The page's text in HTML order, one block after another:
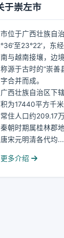
于崇左市
位于广西壮族自
至23°22′，东
与越南接壤，边
源于古时的“崇善
合并而成。
西壮族自治区下
为17440平方千
住人口约209.17
朝时期属桂林郡
宋元明清各代均...
多介绍